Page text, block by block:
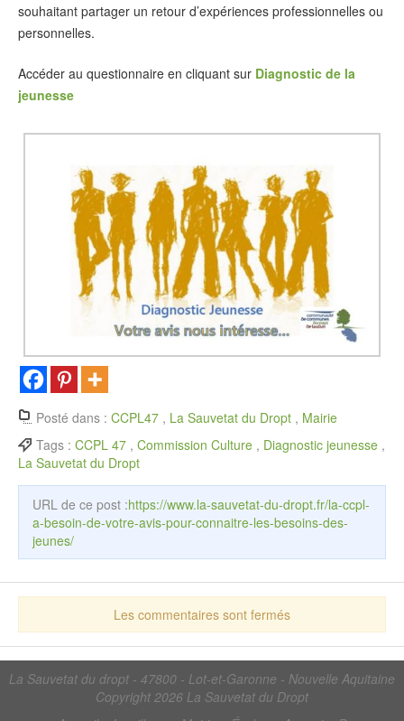
souhaitant partager un retour d’expériences professionnelles ou
personnelles.
Accéder au questionnaire en cliquant sur Diagnostic de la
jeunesse
Posté dans : CCPL47 , La Sauvetat du Dropt , Mairie
Tags : CCPL 47 , Commission Culture , Diagnostic jeunesse ,
La Sauvetat du Dropt
URL de ce post :https://www.la-sauvetat-du-dropt.fr/la-ccpl-
a-besoin-de-votre-avis-pour-connaitre-les-besoins-des-
jeunes/
Les commentaires sont fermés
La Sauvetat du dropt - 47800 - Lot-et-Garonne - Nouvelle Aquitaine
Copyright 2026 La Sauvetat du Dropt